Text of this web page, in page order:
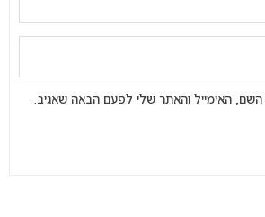
האימייל והאתר שלי לפעם הבאה שאגיב.